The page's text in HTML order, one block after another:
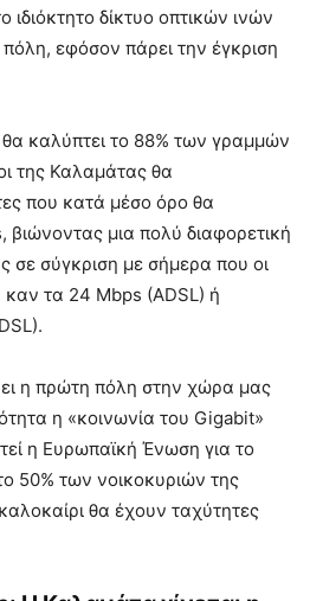
ιδιόκτητο δίκτυο οπτικών ινών
εφόσον πάρει την έγκριση
καλύπτει το 88% των γραμμών
της Καλαμάτας θα
που κατά μέσο όρο θα
μια πολύ διαφορετική
σε σύγκριση με σήμερα που οι
καν τα 24 Mbps (ADSL) ή
η πρώτη πόλη στην χώρα μας
η «κοινωνία του Gigabit»
η Ευρωπαϊκή Ένωση για το
50% των νοικοκυριών της
θα έχουν ταχύτητες